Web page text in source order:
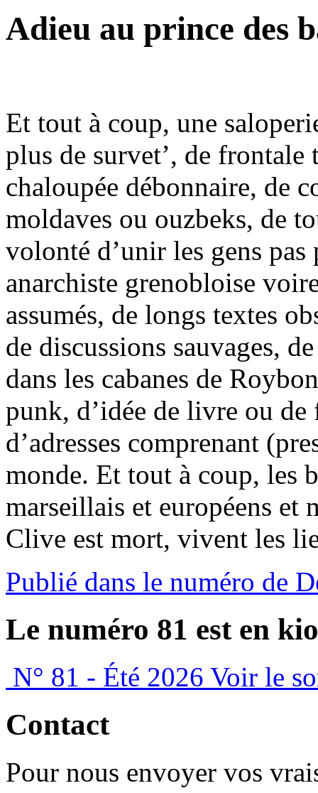
Adieu au prince des
Et tout à coup, une
plus de survet’, de frontale
chaloupée débonnaire, de
moldaves ou ouzbeks, de
volonté d’unir les gens
anarchiste grenobloise
assumés, de longs textes
de discussions sauvages,
dans les cabanes de
punk, d’idée de livre ou
d’adresses comprenant
monde. Et tout à coup, les
marseillais et européens et
Clive est mort, vivent les
Publié dans le numéro de
Le numéro 81 est en
N° 81 - Été 2026 Voir le
Contact
Pour nous envoyer vos